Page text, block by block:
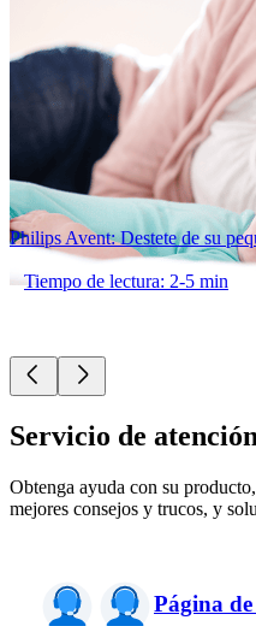
Philips Avent: Destete de su
Tiempo de lectura: 2-5 min
Servicio de
Obtenga ayuda con su
mejores consejos y trucos, y
Página